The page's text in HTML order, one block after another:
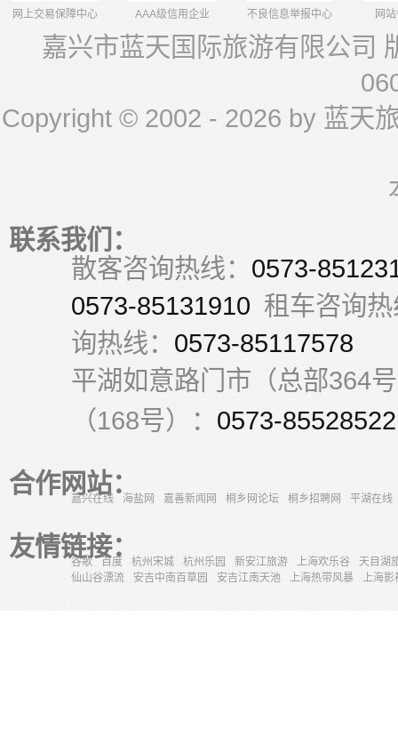
网上交易保障中心 AAA级信用企业 不良信息举报中心 网
嘉兴市蓝天国际旅游有限公
Copyright © 2002 - 2026 by 蓝天
联系我们：
散客咨询热线： 0573-
0573-85131910 租车咨询
询热线： 0573-85117578
平湖如意路门市（总部364
（168号）： 0573-85528522
合作网站：
嘉兴在线 海盐网 嘉善新闻网 桐乡网论坛 桐乡招聘网 平湖在线
友情链接：
谷歌 百度 杭州宋城 杭州乐园 新安江旅游 上海欢乐谷
天目湖
仙山谷漂流
安吉中南百草园 安吉江南天池 上海热带风暴 上海影